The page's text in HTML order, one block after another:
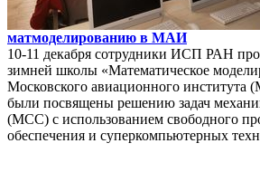
матмоделированию в МАИ
10-11 декабря сотрудники ИСП РАН
зимней школы «Математическое
Московского авиационного
были посвящены решению задач
(МСС) с использованием свободного
обеспечения и суперкомпьютерных